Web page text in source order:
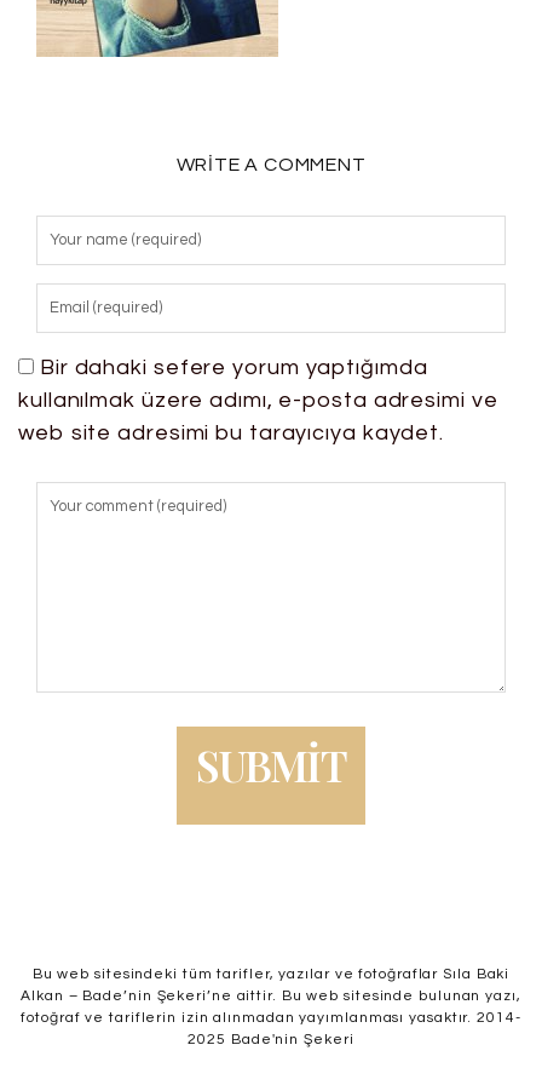
WRITE A COMMENT
Bir dahaki sefere yorum yaptığımda
kullanılmak üzere adımı, e-posta adresimi ve
web site adresimi bu tarayıcıya kaydet.
Bu web sitesindeki tüm tarifler, yazılar ve fotoğraflar Sıla Baki
Alkan – Bade’nin Şekeri’ne aittir. Bu web sitesinde bulunan yazı,
fotoğraf ve tariflerin izin alınmadan yayımlanması yasaktır. 2014-
2025 Bade'nin Şekeri